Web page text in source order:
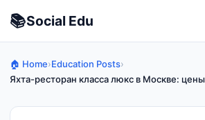
📚Social Edu
🏠 Home›Education Posts›
Яхта-ресторан класса люкс в Москве: